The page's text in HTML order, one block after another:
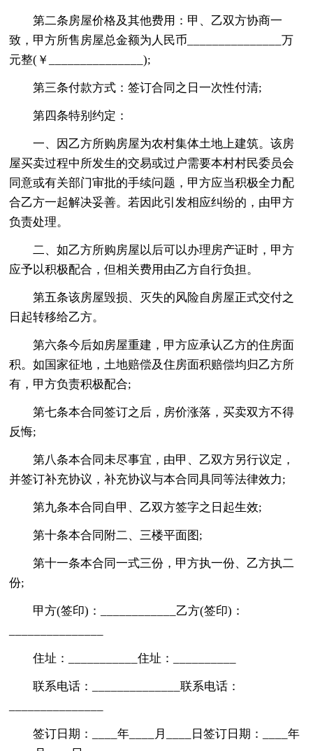
第二条房屋价格及其他费用：甲、乙双方协商一
致，甲方所售房屋总金额为人民币_______________万
元整(￥_______________);
第三条付款方式：签订合同之日一次性付清;
第四条特别约定：
一、因乙方所购房屋为农村集体土地上建筑。该房
屋买卖过程中所发生的交易或过户需要本村村民委员会
同意或有关部门审批的手续问题，甲方应当积极全力配
合乙方一起解决妥善。若因此引发相应纠纷的，由甲方
负责处理。
二、如乙方所购房屋以后可以办理房产证时，甲方
应予以积极配合，但相关费用由乙方自行负担。
第五条该房屋毁损、灭失的风险自房屋正式交付之
日起转移给乙方。
第六条今后如房屋重建，甲方应承认乙方的住房面
积。如国家征地，土地赔偿及住房面积赔偿均归乙方所
有，甲方负责积极配合;
第七条本合同签订之后，房价涨落，买卖双方不得
反悔;
第八条本合同未尽事宜，由甲、乙双方另行议定，
并签订补充协议，补充协议与本合同具同等法律效力;
第九条本合同自甲、乙双方签字之日起生效;
第十条本合同附二、三楼平面图;
第十一条本合同一式三份，甲方执一份、乙方执二
份;
甲方(签印)：____________乙方(签印)：
住址：___________住址：__________
联系电话：______________联系电话：
签订日期：____年____月____日签订日期：____年